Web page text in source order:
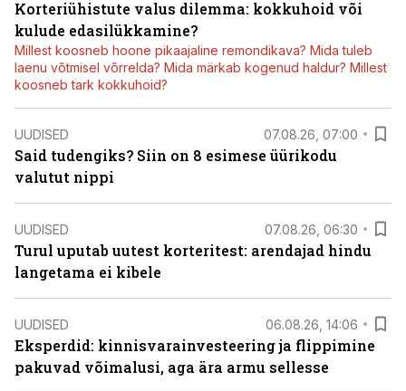
Korteriühistute valus dilemma: kokkuhoid või
kulude edasilükkamine?
Millest koosneb hoone pikaajaline remondikava? Mida tuleb
laenu võtmisel võrrelda? Mida märkab kogenud haldur? Millest
koosneb tark kokkuhoid?
UUDISED 07.08.26, 07:00
Said tudengiks? Siin on 8 esimese üürikodu
valutut nippi
UUDISED 07.08.26, 06:30
Turul uputab uutest korteritest: arendajad hindu
langetama ei kibele
UUDISED 06.08.26, 14:06
Eksperdid: kinnisvarainvesteering ja flippimine
pakuvad võimalusi, aga ära armu sellesse